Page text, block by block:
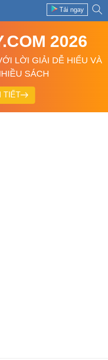
Tải ngay
2026
LỜI GIẢI DỄ HIỂU VÀ
SÁCH
TIẾT